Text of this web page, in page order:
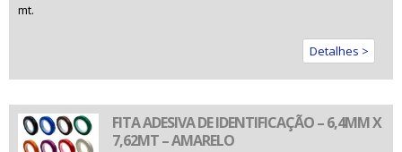
mt.
Detalhes >
FITA ADESIVA DE IDENTIFICAÇÃO – 6,4MM X
7,62MT – AMARELO